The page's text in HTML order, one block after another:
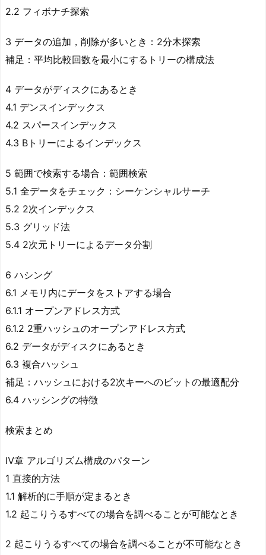
2.2 フィボナチ探索
3 データの追加，削除が多いとき：2分木探索
補足：平均比較回数を最小にするトリーの構成法
4 データがディスクにあるとき
4.1 デンスインデックス
4.2 スパースインデックス
4.3 Bトリーによるインデックス
5 範囲で検索する場合：範囲検索
5.1 全データをチェック：シーケンシャルサーチ
5.2 2次インデックス
5.3 グリッド法
5.4 2次元トリーによるデータ分割
6 ハシング
6.1 メモリ内にデータをストアする場合
6.1.1 オープンアドレス方式
6.1.2 2重ハッシュのオープンアドレス方式
6.2 データがディスクにあるとき
6.3 複合ハッシュ
補足：ハッシュにおける2次キーへのビットの最適配分
6.4 ハッシングの特徴
検索まとめ
Ⅳ章 アルゴリズム構成のパターン
1 直接的方法
1.1 解析的に手順が定まるとき
1.2 起こりうるすべての場合を調べることが可能なとき
2 起こりうるすべての場合を調べることが不可能なとき